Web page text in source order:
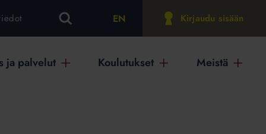
EN Kirjaudu sisään
ja palvelut Koulutukset Meistä